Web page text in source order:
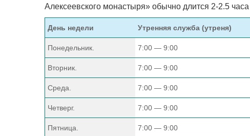
Алексеевского монастыря» обычно длится 2-2.5
День недели Утренняя служба (утреня)
Понедельник. 7:00 — 9:00
Вторник. 7:00 — 9:00
Среда. 7:00 — 9:00
Четверг. 7:00 — 9:00
Пятница. 7:00 — 9:00